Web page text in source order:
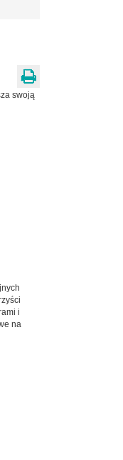
swoją
i
na